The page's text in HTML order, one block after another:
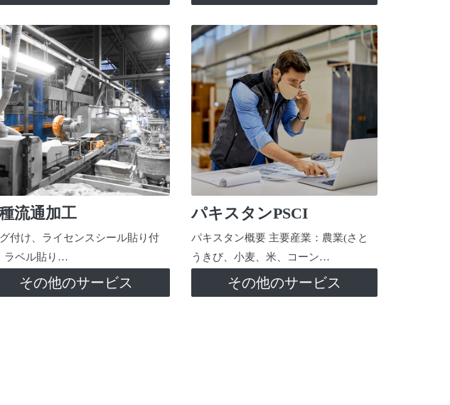
流通加工
付け、ライセンスシール貼り付
ラベル貼り…
その他のサービス
パキスタンPSCI
パキスタン概要 主要産業：農業(さと
うきび、小麦、米、コーン…
その他のサービス